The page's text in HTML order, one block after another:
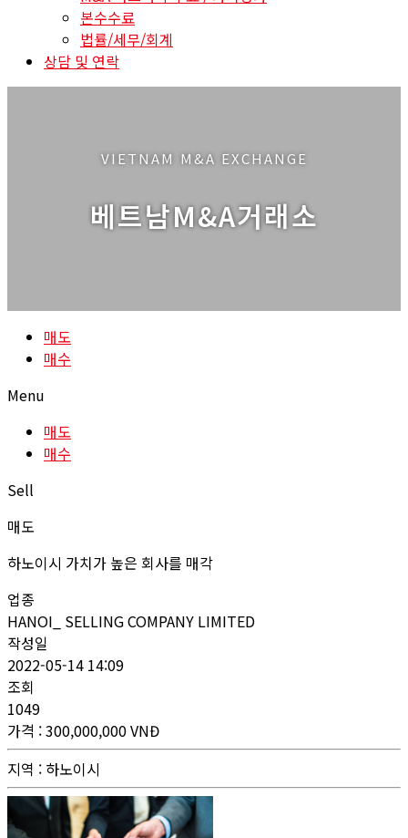
본수수료
법률/세무/회계
상담 및 연락
VIETNAM M&A EXCHANGE
베트남M&A거래소
매도
매수
Menu
매도
매수
Sell
매도
하노이시 가치가 높은 회사를 매각
업종
HANOI_ SELLING COMPANY LIMITED
작성일
2022-05-14 14:09
조회
1049
가격 : 300,000,000 VNĐ
지역 : 하노이시